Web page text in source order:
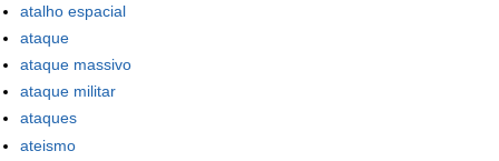
atalho espacial
ataque
ataque massivo
ataque militar
ataques
ateismo